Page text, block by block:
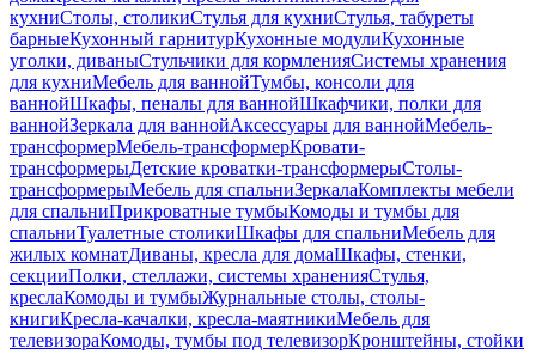
кухниСтолы, столикиСтулья для кухниСтулья, табуреты
барныеКухонный гарнитурКухонные модулиКухонные
уголки, диваныСтульчики для кормленияСистемы хранения
для кухниМебель для ваннойТумбы, консоли для
ваннойШкафы, пеналы для ваннойШкафчики, полки для
ваннойЗеркала для ваннойАксессуары для ваннойМебель-
трансформерМебель-трансформерКровати-
трансформерыДетские кроватки-трансформерыСтолы-
трансформерыМебель для спальниЗеркалаКомплекты мебели
для спальниПрикроватные тумбыКомоды и тумбы для
спальниТуалетные столикиШкафы для спальниМебель для
жилых комнатДиваны, кресла для домаШкафы, стенки,
секцииПолки, стеллажи, системы храненияСтулья,
креслаКомоды и тумбыЖурнальные столы, столы-
книгиКресла-качалки, кресла-маятникиМебель для
телевизораКомоды, тумбы под телевизорКронштейны, стойки